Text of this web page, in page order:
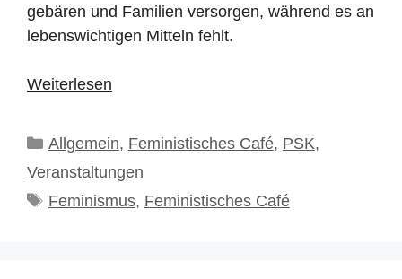
gebären und Familien versorgen, während es an
lebenswichtigen Mitteln fehlt.
Weiterlesen
Kategorien
Allgemein, Feministisches Café, PSK,
Veranstaltungen
Schlagwörter
Feminismus, Feministisches Café